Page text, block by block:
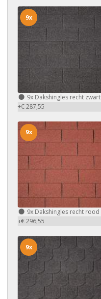
9x Dakshingles recht zwart
+€ 287,55
9x
9x Dakshingles recht rood
+€ 296,55
9x
9x